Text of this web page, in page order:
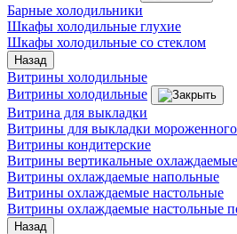
Барные холодильники
Шкафы холодильные глухие
Шкафы холодильные со стеклом
Назад
Витрины холодильные
Витрины холодильные
Витрина для выкладки
Витрины для выкладки мороженного
Витрины кондитерские
Витрины вертикальные
Витрины охлаждаемые напольные
Витрины охлаждаемые настольные
Витрины охлаждаемые настольные
Назад